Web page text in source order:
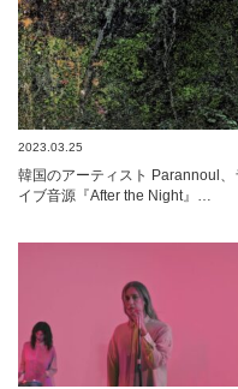
2023.03.25
韓国のアーティスト Parannoul、
イブ音源『After the Night』…